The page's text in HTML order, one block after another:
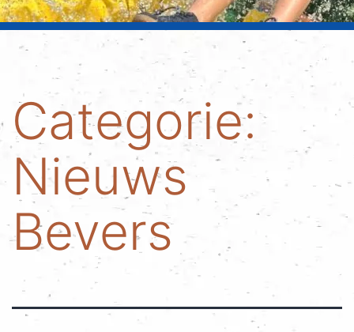
Categorie:
Nieuws
Bevers